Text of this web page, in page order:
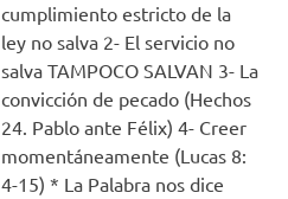
cumplimiento estricto de la
ley no salva 2- El servicio no
salva TAMPOCO SALVAN 3- La
convicción de pecado (Hechos
24. Pablo ante Félix) 4- Creer
momentáneamente (Lucas 8:
4-15) * La Palabra nos dice